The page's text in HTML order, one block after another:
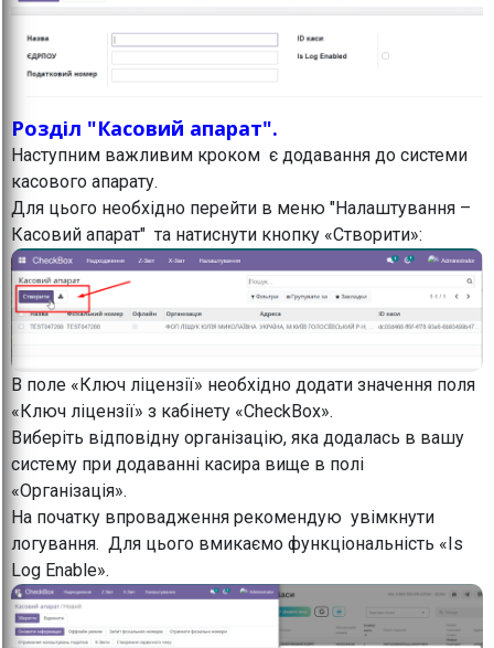
Розділ "Касовий апарат".
Наступним важливим кроком є додавання до системи
касового апарату.
Для цього необхідно перейти в меню "Налаштування –
Касовий апарат" та натиснути кнопку «Створити»:
В поле «Ключ ліцензії» необхідно додати значення поля
«Ключ ліцензії» з кабінету «CheckBox».
Виберіть відповідну організацію, яка додалась в вашу
систему при додаванні касира вище в полі
«Організація».
На початку впровадження рекомендую увімкнути
логування. Для цього вмикаємо функціональність «Is
Log Enable».